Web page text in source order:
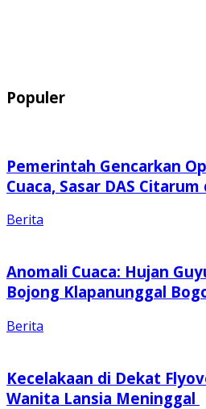
Populer
Pemerintah Gencarkan
Cuaca, Sasar DAS
Berita
Anomali Cuaca: Hujan
Bojong Klapanunggal
Berita
Kecelakaan di Dekat
Wanita Lansia Meninggal